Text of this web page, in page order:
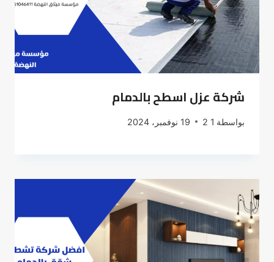
شركة عزل اسطح بالدمام
بواسطة 1 2 19 نوفمبر، 2024